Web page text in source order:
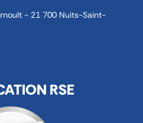
- 21 700 Nuits-Saint-
RSE